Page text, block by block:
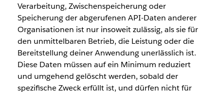
Verarbeitung, Zwischenspeicherung oder
Speicherung der abgerufenen API-Daten anderer
Organisationen ist nur insoweit zulässig, als sie für
den unmittelbaren Betrieb, die Leistung oder die
Bereitstellung deiner Anwendung unerlässlich ist.
Diese Daten müssen auf ein Minimum reduziert
und umgehend gelöscht werden, sobald der
spezifische Zweck erfüllt ist, und dürfen nicht für